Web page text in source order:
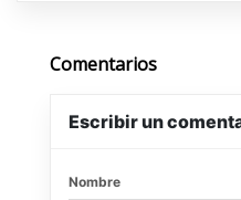
Comentarios
Escribir un
Nombre